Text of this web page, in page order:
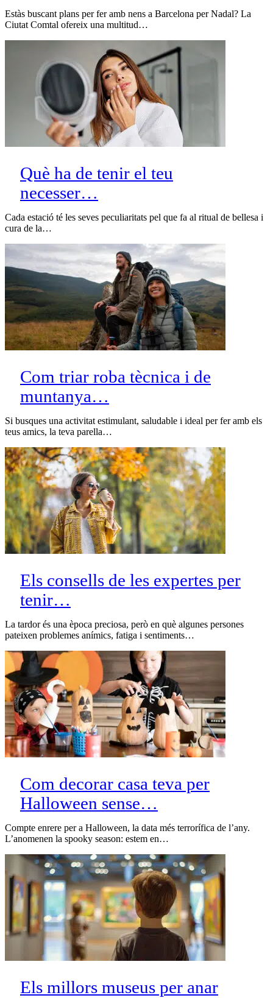
Estàs buscant plans per fer amb nens a Barcelona per Nadal? La
Ciutat Comtal ofereix una multitud…
Què ha de tenir el teu
necesser…
Cada estació té les seves peculiaritats pel que fa al ritual de bellesa i
cura de la…
Com triar roba tècnica i de
muntanya…
Si busques una activitat estimulant, saludable i ideal per fer amb els
teus amics, la teva parella…
Els consells de les expertes per
tenir…
La tardor és una època preciosa, però en què algunes persones
pateixen problemes anímics, fatiga i sentiments…
Com decorar casa teva per
Halloween sense…
Compte enrere per a Halloween, la data més terrorífica de l’any.
L’anomenen la spooky season: estem en…
Els millors museus per anar